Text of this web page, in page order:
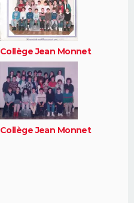
Collège Jean Monnet
Collège Jean Monnet